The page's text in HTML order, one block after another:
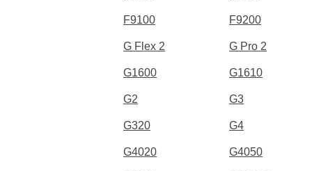
F9100 F9200
G Flex 2 G Pro 2
G1600 G1610
G2 G3
G320 G4
G4020 G4050